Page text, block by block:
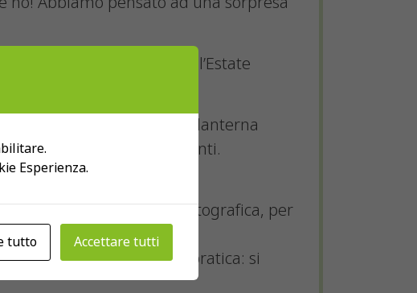
le ultime serate dell’Estate
in collaborazione con La lanterna
e dei comuni ospitanti.
la cultura cinematografica, per
un cinema a pedali (in pratica: si
Esperienza.
tutto Accettare tutti